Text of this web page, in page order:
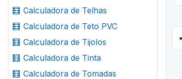
🧮 Calculadora de Telhas
🧮 Calculadora de Teto PVC
🧮 Calculadora de Tijolos
🧮 Calculadora de Tinta
🧮 Calculadora de Tomadas